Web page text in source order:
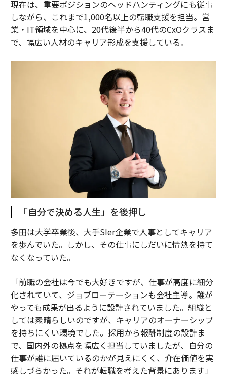
現在は、重要ポジションのヘッドハンティングにも従事
しながら、これまで1,000名以上の転職支援を担当。営
業・IT領域を中心に、20代後半から40代のCxOクラスま
で、幅広い人材のキャリア形成を支援している。
「自分で決める人生」を後押し
多田は大学卒業後、大手SIer企業で人事としてキャリア
を歩んでいた。しかし、その仕事にしだいに情熱を持て
なくなっていた。
「前職の会社は今でも大好きですが、仕事が高度に細分
化されていて、ジョブローテーションも会社主導。誰が
やっても成果が出るように設計されていました。組織と
しては素晴らしいのですが、キャリアのオーナーシップ
を持ちにくい環境でした。採用から報酬制度の設計ま
で、国内外の拠点を幅広く担当していましたが、自分の
仕事が誰に届いているのかが見えにくく、介在価値を実
感しづらかった。それが転職を考えた背景にあります」